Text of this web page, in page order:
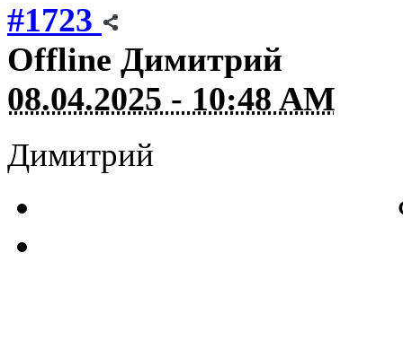
#1723
Offline Димитрий
08.04.2025 - 10:48 AM
Димитрий